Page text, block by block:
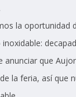
la oportunidad
anunciar que
la feria, así que